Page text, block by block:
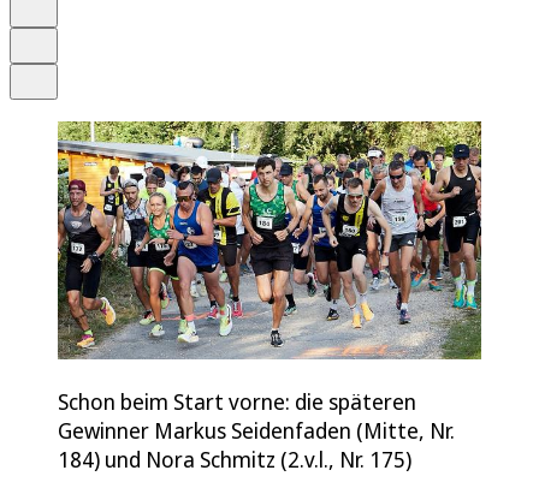
Schon beim Start vorne: die späteren
Gewinner Markus Seidenfaden (Mitte, Nr.
184) und Nora Schmitz (2.v.l., Nr. 175)